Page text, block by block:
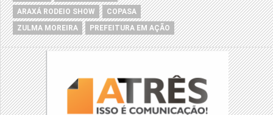
ARAXÁ RODEIO SHOW
COPASA
ZULMA MOREIRA
PREFEITURA EM AÇÃO